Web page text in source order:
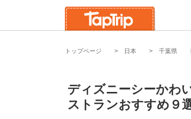
トップページ 日本 千葉県
ディズニーシーかわ
ストランおすすめ９